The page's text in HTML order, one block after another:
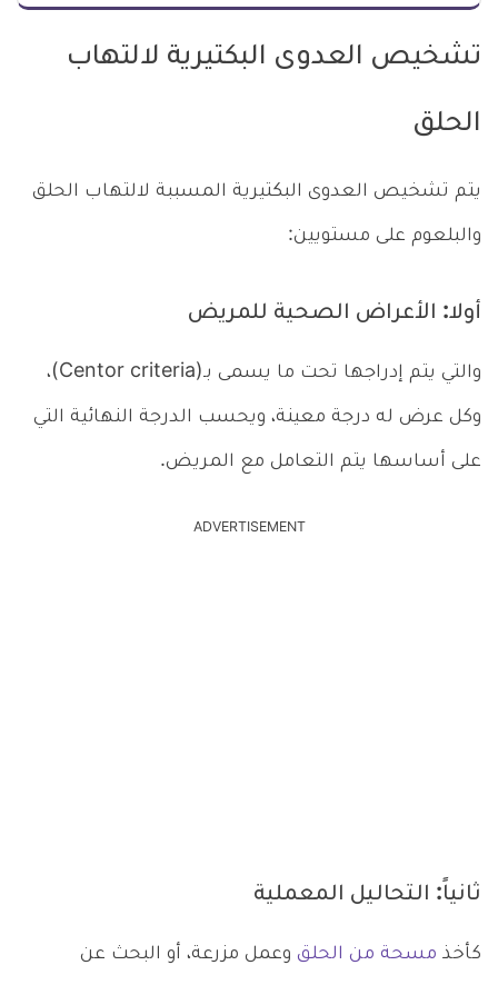
تشخيص العدوى البكتيرية لالتهاب
الحلق
يتم تشخيص العدوى البكتيرية المسببة لالتهاب الحلق
والبلعوم على مستويين:
أولا: الأعراض الصحية للمريض
والتي يتم إدراجها تحت ما يسمى بـ(Centor criteria)،
وكل عرض له درجة معينة، ويحسب الدرجة النهائية التي
على أساسها يتم التعامل مع المريض.
ADVERTISEMENT
ثانياً: التحاليل المعملية
كأخذ مسحة من الحلق وعمل مزرعة، أو البحث عن